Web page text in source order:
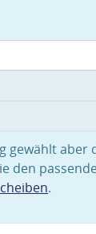
gewählt aber
den
.